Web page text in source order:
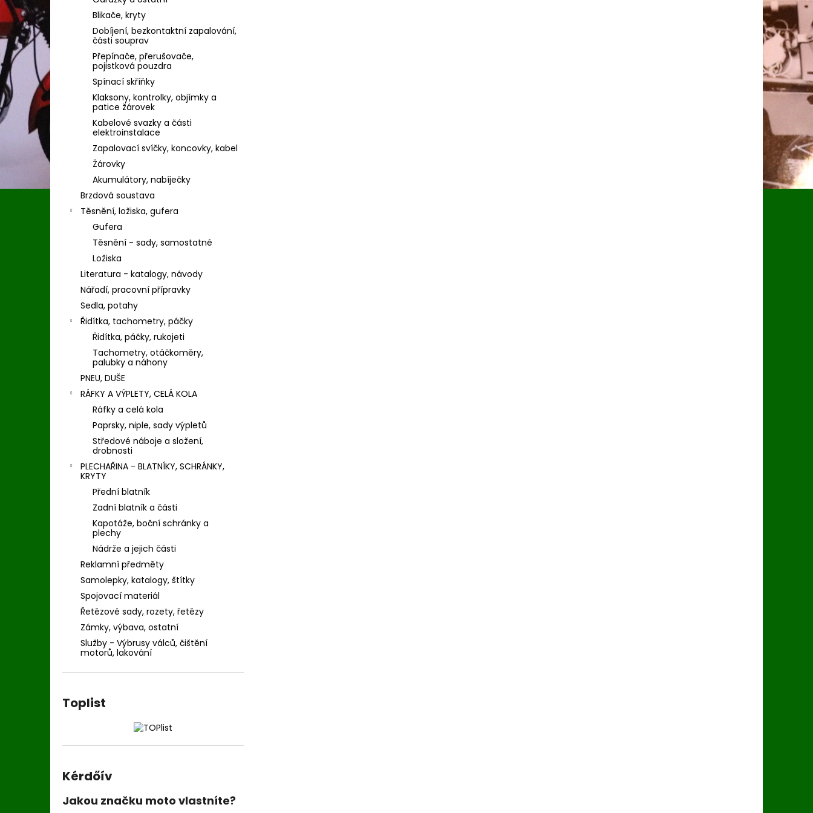
Blikače, kryty
Dobíjení, bezkontaktní zapalování,
části souprav
Přepínače, přerušovače,
pojistková pouzdra
Spínací skříňky
Klaksony, kontrolky, objímky a
patice žárovek
Kabelové svazky a části
elektroinstalace
Zapalovací svíčky, koncovky, kabel
Žárovky
Akumulátory, nabíječky
Brzdová soustava
Těsnění, ložiska, gufera
Gufera
Těsnění - sady, samostatné
Ložiska
Literatura - katalogy, návody
Nářadí, pracovní přípravky
Sedla, potahy
Řidítka, tachometry, páčky
Řidítka, páčky, rukojeti
Tachometry, otáčkoměry,
palubky a náhony
PNEU, DUŠE
RÁFKY A VÝPLETY, CELÁ KOLA
Ráfky a celá kola
Paprsky, niple, sady výpletů
Středové náboje a složení,
drobnosti
PLECHAŘINA - BLATNÍKY, SCHRÁNKY,
KRYTY
Přední blatník
Zadní blatník a části
Kapotáže, boční schránky a
plechy
Nádrže a jejich části
Reklamní předměty
Samolepky, katalogy, štítky
Spojovací materiál
Řetězové sady, rozety, řetězy
Zámky, výbava, ostatní
Služby - Výbrusy válců, čištění
motorů, lakování
Toplist
Kérdőív
Jakou značku moto vlastníte?